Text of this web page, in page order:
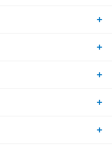
ト